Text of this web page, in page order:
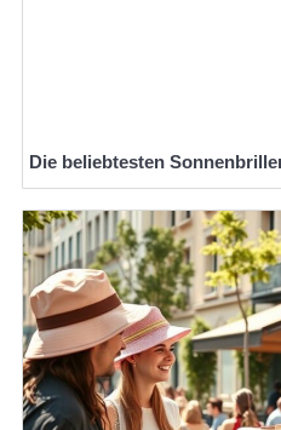
Die beliebtesten